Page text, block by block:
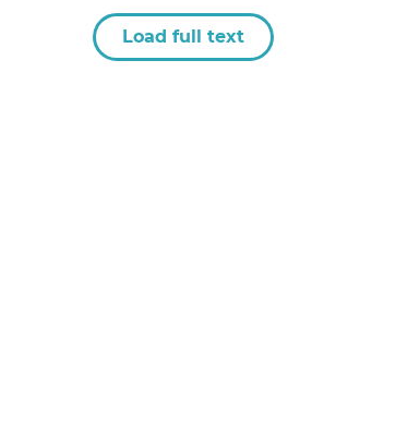
Load full text